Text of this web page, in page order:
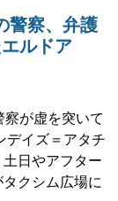
警察、弁護
ルドア
が虚を突いて
イズ＝アタチ
日やアフター
クシム広場に